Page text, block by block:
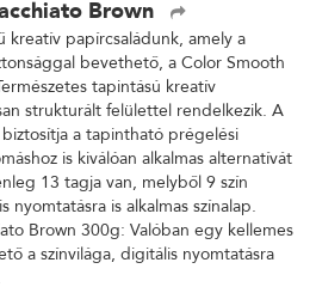
Brown
papírcsaládunk, amely a
bevethető, a Color Smooth
tapintású kreatív
strukturált felülettel rendelkezik. A
a tapintható prégelési
is kiválóan alkalmas alternatívát
13 tagja van, melyből 9 szín
nyomtatásra is alkalmas színalap.
Brown 300g: Valóban egy kellemes
a színvilága, digitális nyomtatásra